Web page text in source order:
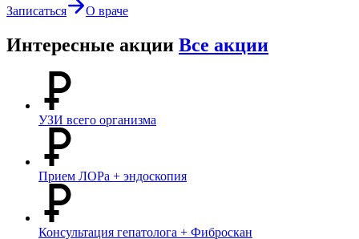
Записаться О враче
Интересные акции Все акции
УЗИ всего организма
Прием ЛОРа + эндоскопия
Консультация гепатолога + Фиброскан